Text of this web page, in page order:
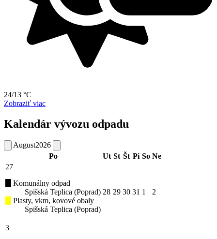
24/13 °C
Zobraziť viac
Kalendár vývozu odpadu
August2026
Po
Ut St Št Pi So Ne
27
Komunálny odpad
Spišská Teplica (Poprad)
Plasty, vkm, kovové obaly
Spišská Teplica (Poprad)
28 29 30 31 1 2
3